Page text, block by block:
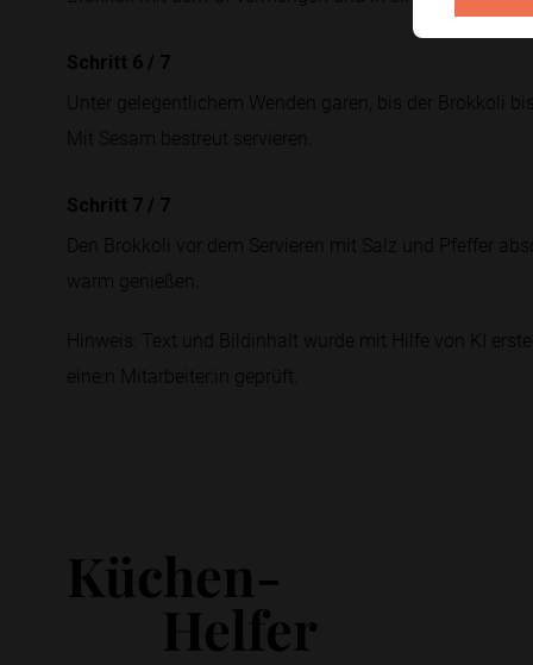
Schritt 6 / 7
Unter gelegentlichem Wenden garen, bis der Brokkoli
Mit Sesam bestreut servieren.
Schritt 7 / 7
Den Brokkoli vor dem Servieren mit Salz und Pfeffer
warm genießen.
Hinweis: Text und Bildinhalt wurde mit Hilfe von KI
eine:n Mitarbeiter:in geprüft.
Küchen-
Helfer